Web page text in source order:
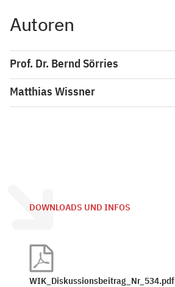
Autoren
Prof. Dr. Bernd Sörries
Matthias Wissner
DOWNLOADS UND INFOS
WIK_Diskussionsbeitrag_Nr_534.pdf